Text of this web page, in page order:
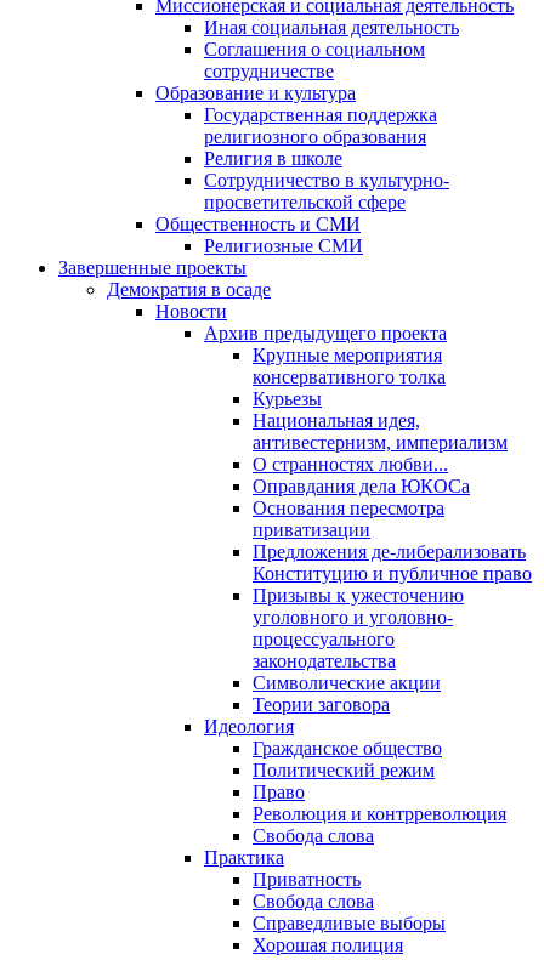
Миссионерская и социальная деятельность
Иная социальная деятельность
Соглашения о социальном
сотрудничестве
Образование и культура
Государственная поддержка
религиозного образования
Религия в школе
Сотрудничество в культурно-
просветительской сфере
Общественность и СМИ
Религиозные СМИ
Завершенные проекты
Демократия в осаде
Новости
Архив предыдущего проекта
Крупные мероприятия
консервативного толка
Курьезы
Национальная идея,
антивестернизм, империализм
О странностях любви...
Оправдания дела ЮКОСа
Основания пересмотра
приватизации
Предложения де-либерализовать
Конституцию и публичное право
Призывы к ужесточению
уголовного и уголовно-
процессуального
законодательства
Символические акции
Теории заговора
Идеология
Гражданское общество
Политический режим
Право
Революция и контрреволюция
Свобода слова
Практика
Приватность
Свобода слова
Справедливые выборы
Хорошая полиция